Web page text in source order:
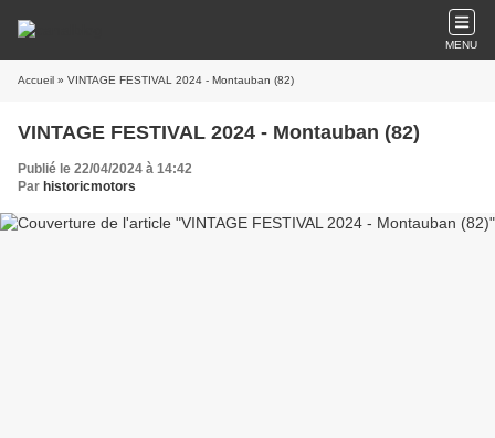
MENU
Accueil » VINTAGE FESTIVAL 2024 - Montauban (82)
VINTAGE FESTIVAL 2024 - Montauban (82)
Publié le 22/04/2024 à 14:42
Par historicmotors